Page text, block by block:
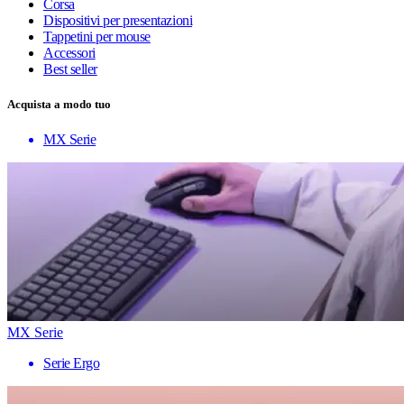
Corsa
Dispositivi per presentazioni
Tappetini per mouse
Accessori
Best seller
Acquista a modo tuo
MX Serie
MX Serie
Serie Ergo